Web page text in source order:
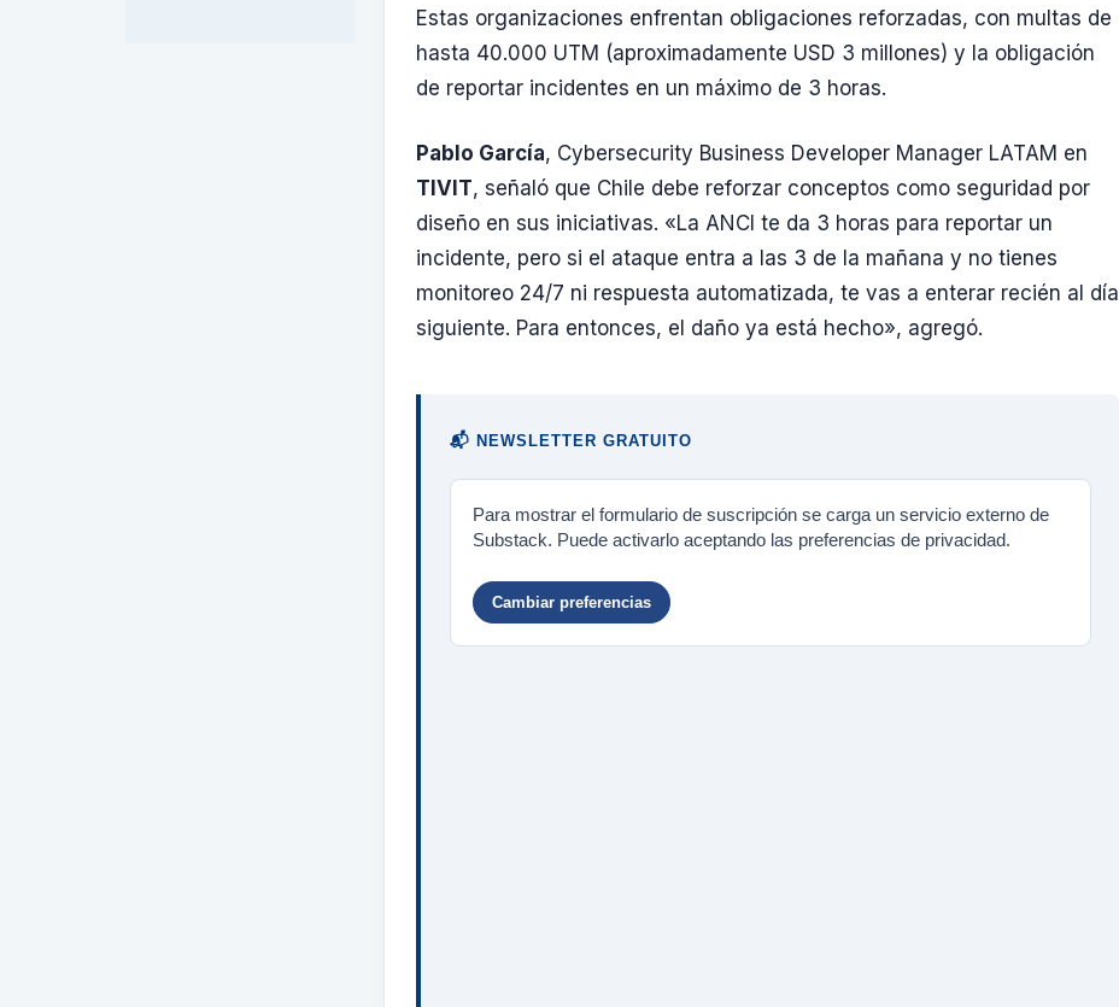
Estas organizaciones enfrentan obligaciones reforzadas, con multas de
hasta 40.000 UTM (aproximadamente USD 3 millones) y la obligación
de reportar incidentes en un máximo de 3 horas.
Pablo García, Cybersecurity Business Developer Manager LATAM en
TIVIT, señaló que Chile debe reforzar conceptos como seguridad por
diseño en sus iniciativas. «La ANCI te da 3 horas para reportar un
incidente, pero si el ataque entra a las 3 de la mañana y no tienes
monitoreo 24/7 ni respuesta automatizada, te vas a enterar recién al día
siguiente. Para entonces, el daño ya está hecho», agregó.
📬 NEWSLETTER GRATUITO
Para mostrar el formulario de suscripción se carga un servicio externo de
Substack. Puede activarlo aceptando las preferencias de privacidad.
Cambiar preferencias